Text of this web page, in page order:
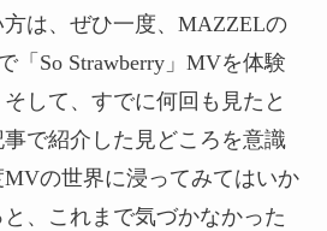
は、ぜひ一度、MAZZELの
「So Strawberry」MVを体験
して、すでに何回も見たと
で紹介した見どころを意識
MVの世界に浸ってみてはいか
、これまで気づかなかった